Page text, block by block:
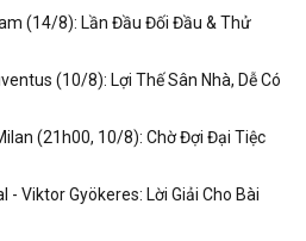
(14/8): Lần Đầu Đối Đầu & Thử
(10/8): Lợi Thế Sân Nhà, Dễ Có
(21h00, 10/8): Chờ Đợi Đại Tiệc
- Viktor Gyökeres: Lời Giải Cho Bài